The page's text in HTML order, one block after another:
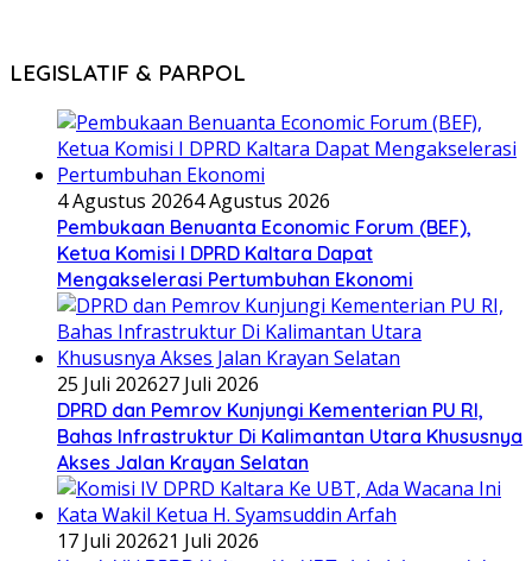
LEGISLATIF & PARPOL
4 Agustus 20264 Agustus 2026
Pembukaan Benuanta Economic Forum (BEF),
Ketua Komisi I DPRD Kaltara Dapat
Mengakselerasi Pertumbuhan Ekonomi
25 Juli 202627 Juli 2026
DPRD dan Pemrov Kunjungi Kementerian PU RI,
Bahas Infrastruktur Di Kalimantan Utara Khususnya
Akses Jalan Krayan Selatan
17 Juli 202621 Juli 2026